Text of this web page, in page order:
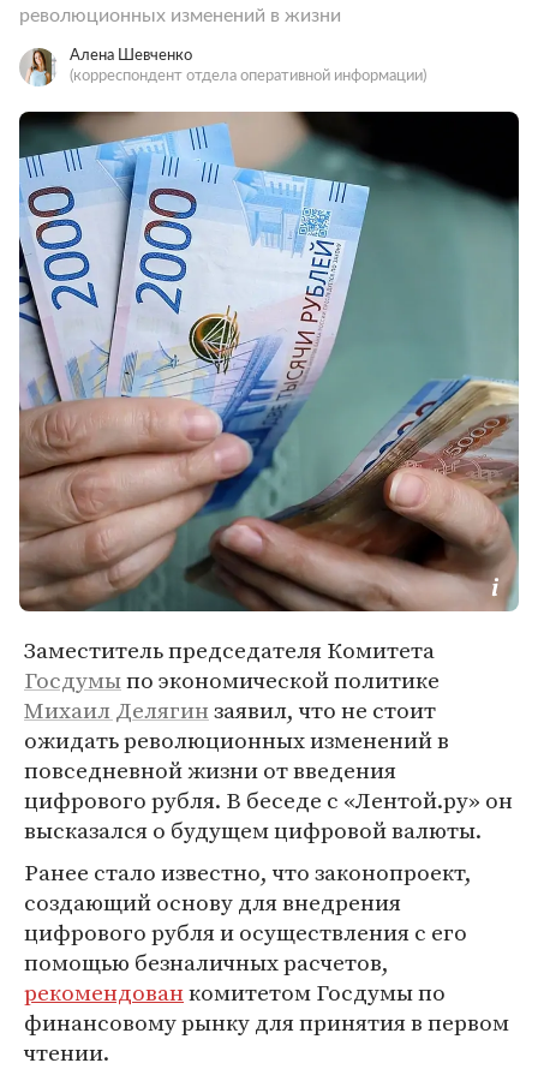
революционных изменений в жизни
Алена Шевченко
(корреспондент отдела оперативной информации)
Заместитель председателя Комитета
Госдумыпо экономической политике
Михаил Делягинзаявил, что не стоит
ожидать революционных изменений в
повседневной жизни от введения
цифрового рубля. В беседе с «Лентой.ру» он
высказался о будущем цифровой валюты.
Ранее стало известно, что законопроект,
создающий основу для внедрения
цифрового рубля и осуществления с его
помощью безналичных расчетов,
рекомендованкомитетом Госдумы по
финансовому рынку для принятия в первом
чтении.